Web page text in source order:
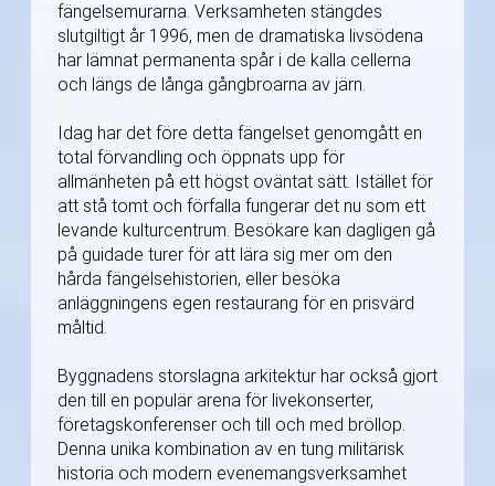
fängelsemurarna. Verksamheten stängdes
slutgiltigt år 1996, men de dramatiska livsödena
har lämnat permanenta spår i de kalla cellerna
och längs de långa gångbroarna av järn.
Idag har det före detta fängelset genomgått en
total förvandling och öppnats upp för
allmänheten på ett högst oväntat sätt. Istället för
att stå tomt och förfalla fungerar det nu som ett
levande kulturcentrum. Besökare kan dagligen gå
på guidade turer för att lära sig mer om den
hårda fängelsehistorien, eller besöka
anläggningens egen restaurang för en prisvärd
måltid.
Byggnadens storslagna arkitektur har också gjort
den till en populär arena för livekonserter,
företagskonferenser och till och med bröllop.
Denna unika kombination av en tung militärisk
historia och modern evenemangsverksamhet